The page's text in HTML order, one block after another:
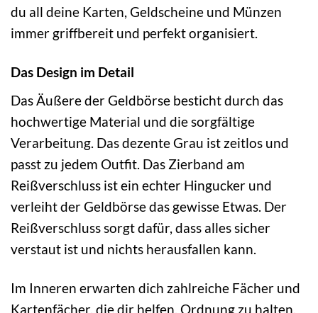
du all deine Karten, Geldscheine und Münzen
immer griffbereit und perfekt organisiert.
Das Design im Detail
Das Äußere der Geldbörse besticht durch das
hochwertige Material und die sorgfältige
Verarbeitung. Das dezente Grau ist zeitlos und
passt zu jedem Outfit. Das Zierband am
Reißverschluss ist ein echter Hingucker und
verleiht der Geldbörse das gewisse Etwas. Der
Reißverschluss sorgt dafür, dass alles sicher
verstaut ist und nichts herausfallen kann.
Im Inneren erwarten dich zahlreiche Fächer und
Kartenfächer, die dir helfen, Ordnung zu halten.